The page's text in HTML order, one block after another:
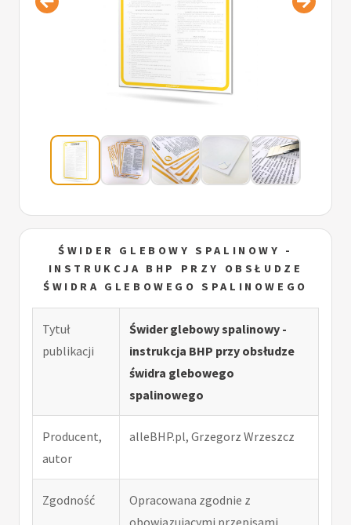
ŚWIDER GLEBOWY SPALINOWY -
INSTRUKCJA BHP PRZY OBSŁUDZE
ŚWIDRA GLEBOWEGO SPALINOWEGO
Tytuł
publikacji
Świder glebowy spalinowy -
instrukcja BHP przy obsłudze
świdra glebowego
spalinowego
Producent,
autor
alleBHP.pl, Grzegorz Wrzeszcz
Zgodność
Opracowana zgodnie z
obowiązującymi przepisami